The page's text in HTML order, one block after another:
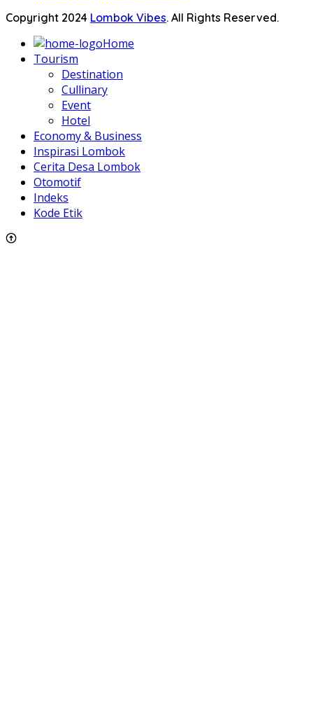
Copyright 2024 Lombok Vibes. All Rights Reserved.
Home
Tourism
Destination
Cullinary
Event
Hotel
Economy & Business
Inspirasi Lombok
Cerita Desa Lombok
Otomotif
Indeks
Kode Etik